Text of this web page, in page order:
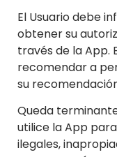
El Usuario debe
obtener su
través de la App.
recomendar a
su
Queda
utilice la App
ilegales,